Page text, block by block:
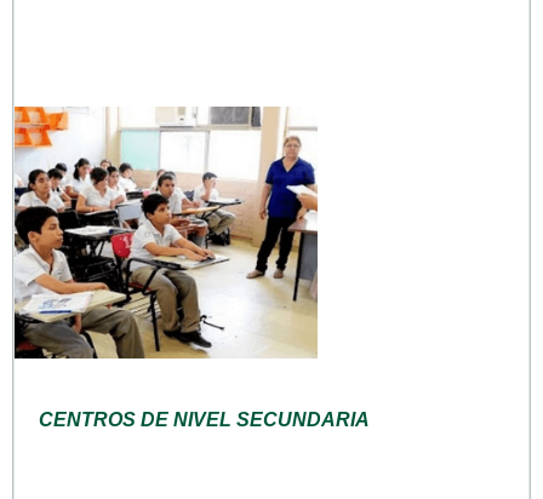
CENTROS DE NIVEL SECUNDARIA